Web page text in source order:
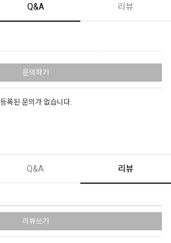
Q&A 리뷰
문의하기
등록된 문의가 없습니다.
Q&A 리뷰
리뷰쓰기